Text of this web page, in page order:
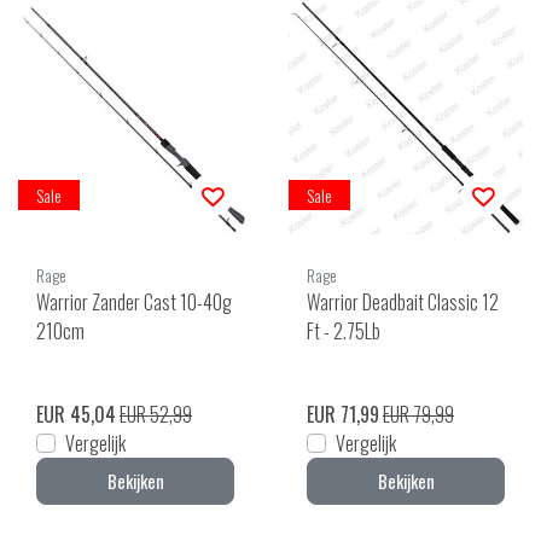
Sale
Rage
Warrior Zander Cast 10-40g
210cm
EUR 45,04EUR 52,99
Vergelijk
Bekijken
Sale
Rage
Warrior Deadbait Classic 12
Ft - 2.75Lb
EUR 71,99EUR 79,99
Vergelijk
Bekijken